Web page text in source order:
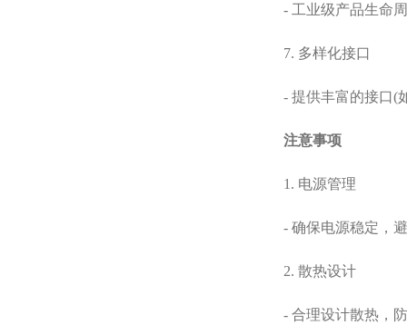
- 工业级产品生命周
7. 多样化接口
- 提供丰富的接口(如
注意事项
1. 电源管理
- 确保电源稳定，避
2. 散热设计
- 合理设计散热，防